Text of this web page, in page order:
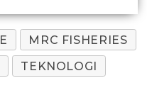
MRC FISHERIES
TEKNOLOGI